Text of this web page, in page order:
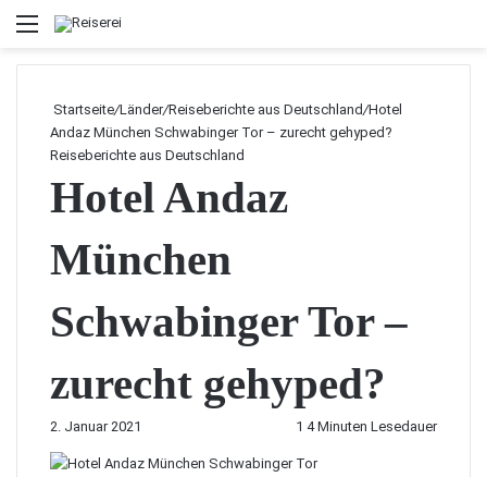
Menü
Startseite/Länder/Reiseberichte aus Deutschland/Hotel
Andaz München Schwabinger Tor – zurecht gehyped?
Reiseberichte aus Deutschland
Hotel Andaz
München
Schwabinger Tor –
zurecht gehyped?
2. Januar 2021 1 4 Minuten Lesedauer